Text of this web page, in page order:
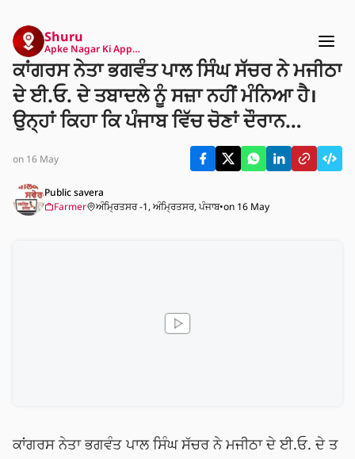
Shuru
Apke Nagar Ki App…
ਕਾਂਗਰਸ ਨੇਤਾ ਭਗਵੰਤ ਪਾਲ ਸਿੰਘ ਸੱਚਰ ਨੇ ਮਜੀਠਾ
ਦੇ ਈ.ਓ. ਦੇ ਤਬਾਦਲੇ ਨੂੰ ਸਜ਼ਾ ਨਹੀਂ ਮੰਨਿਆ ਹੈ।
ਉਨ੍ਹਾਂ ਕਿਹਾ ਕਿ ਪੰਜਾਬ ਵਿੱਚ ਚੋਣਾਂ ਦੌਰਾਨ
ਸਰਕਾਰੀ ਅਧਿਕਾਰੀ ਵੱਲੋਂ ਕੀਤੀ ਧੱਕੇਸ਼ਾਹੀ ਦੇ
ਸਬੂਤਾਂ ਦੇ ਬਾਵਜੂਦ ਉਸਨੂੰ ਬਰਖਾਸਤ ਕੀਤਾ ਜਾਣਾ
ਚਾਹੀਦਾ ਸੀ। ਸੱਚਰ ਨੇ ਚੋਣ ਕਮਿਸ਼ਨ ਦੀ ਕਾਰਵਾਈ
'ਤੇ ਸਵਾਲ ਉਠਾਉਂਦਿਆਂ ਇਸਨੂੰ ਲੋਕਤੰਤਰ ਲਈ
on 16 May
Public savera
Farmer
ਅੰਮ੍ਰਿਤਸਰ -1, ਅੰਮ੍ਰਿਤਸਰ, ਪੰਜਾਬ•on 16 May
ਕਾਂਗਰਸ ਨੇਤਾ ਭਗਵੰਤ ਪਾਲ ਸਿੰਘ ਸੱਚਰ ਨੇ ਮਜੀਠਾ ਦੇ ਈ.ਓ. ਦੇ ਤ